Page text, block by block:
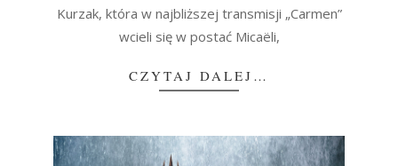
Kurzak, która w najbliższej transmisji „Carmen”
wcieli się w postać Micaëli,
CZYTAJ DALEJ…